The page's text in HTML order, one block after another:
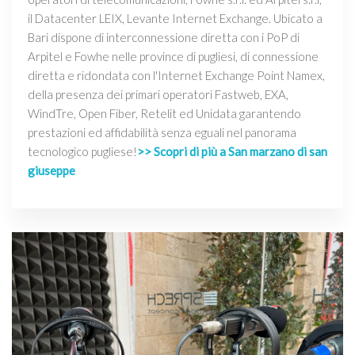
il Datacenter LEIX, Levante Internet Exchange. Ubicato a
Bari dispone di interconnessione diretta con i PoP di
Arpitel e Fowhe nelle province di pugliesi, di connessione
diretta e ridondata con l'Internet Exchange Point Namex,
della presenza dei primari operatori Fastweb, EXA,
WindTre, Open Fiber, Retelit ed Unidata garantendo
prestazioni ed affidabilità senza eguali nel panorama
tecnologico pugliese! >> Scopri di più a San marzano di san
giuseppe